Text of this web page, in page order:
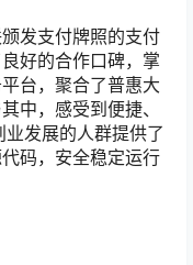
发支付牌照的支付
好的合作口碑，掌
台，聚合了普惠大
中，感受到便捷、
发展的人群提供了
码，安全稳定运行